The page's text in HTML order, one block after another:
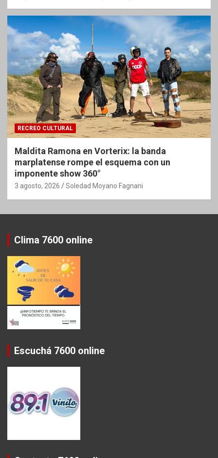
RECREO CULTURAL
Maldita Ramona en Vorterix: la banda
marplatense rompe el esquema con un
imponente show 360°
3 agosto, 2026 Soledad Moyano Fagnani
Clima 7600 online
Escuchá 7600 online